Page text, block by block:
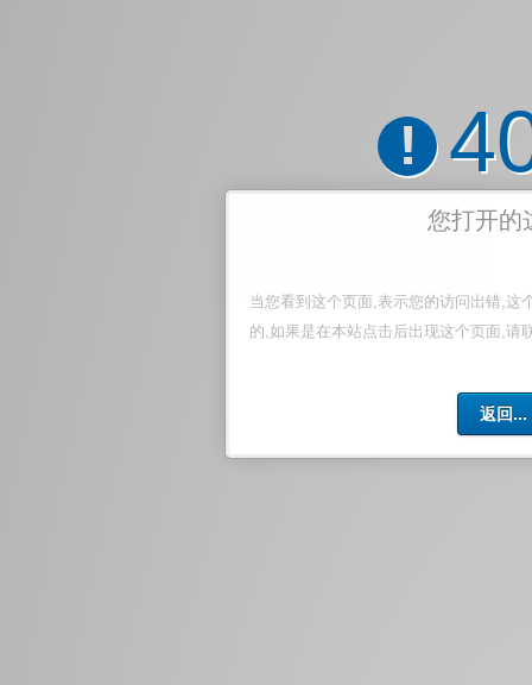
!
您打开的
当您看到这个页面,表示您的访问出错,这
的,如果是在本站点击后出现这个页面,请
返回...